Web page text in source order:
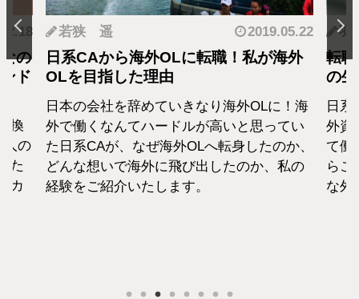
の
ド
換
人の
た
カ
若狭 遥 2019.05.22
日系CAから海外OLに転職！私が海外
OLを目指した理由
日本の会社を辞めていきなり海外OLに！海
外で働くなんてハードルが高いと思ってい
た日系CAが、なぜ海外OLへ転身したのか、
どんな想いで海外に飛び出したのか、私の
経験をご紹介いたします。
羽
転
の
日
外資
て働
らこ
な外